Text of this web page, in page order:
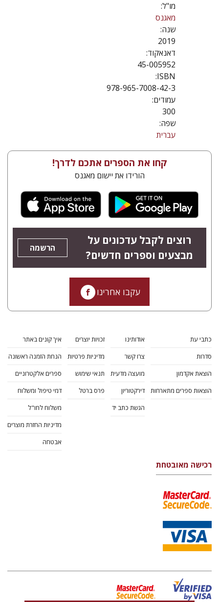
מו"ל:
מאגנס
שנה:
2019
דאנאקוד:
45-005952
ISBN:
978-965-7008-42-3
עמודים:
300
שפה:
עברית
קחו את הספרים אתכם לדרך!
הורידו את יישום מאגנס
רוצים לקבל עדכונים על
מבצעים וספרים חדשים?
הרשמה
עקבו אחרינו
כתבי עת
סדרות
הוצאת אקדמון
הוצאות ספרים מתארחות
אודותינו
צרו קשר
מועצה מדעית
דירקטוריון
הגשת כתב יד
זכויות יוצרים
מדיניות פרטיות
תנאי שימוש
פרס ברטל
איך קונים באתר
הנחת הזמנה ראשונה
ספרים אלקטרוניים
דמי טיפול ומשלוח
משלוח לחו"ל
מדיניות החזרת מוצרים
אבטחה
רכישה מאובטחת